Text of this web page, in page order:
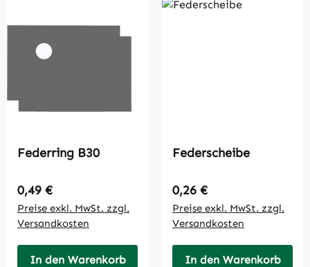
Federring B30
Regulärer Preis:
0,49 €
Preise exkl. MwSt. zzgl.
Versandkosten
In den Warenkorb
Federscheibe
Regulärer Preis:
0,26 €
Preise exkl. MwSt. zzgl.
Versandkosten
In den Warenkorb